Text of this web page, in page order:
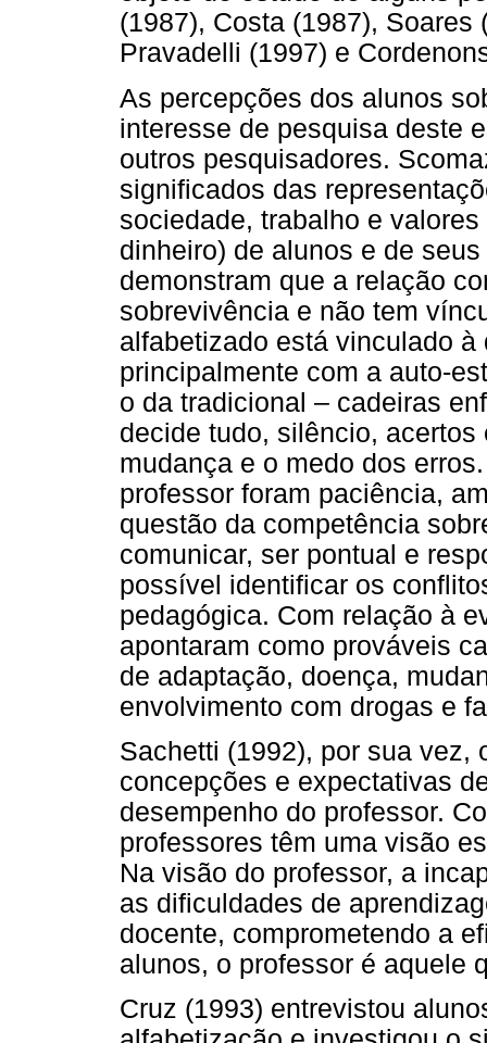
(1987), Costa (1987), Soares
Pravadelli (1997) e
As percepções dos alunos
interesse de pesquisa deste
outros pesquisadores.
significados das
sociedade, trabalho e
dinheiro) de alunos e de
demonstram que a relação
sobrevivência e não tem
alfabetizado está vinculado
principalmente com a auto-
o da tradicional – cadeiras
decide tudo, silêncio,
mudança e o medo dos
professor foram paciência,
questão da competência
comunicar, ser pontual e
possível identificar os
pedagógica. Com relação à
apontaram como prováveis
de adaptação, doença,
envolvimento com drogas e
Sachetti (1992), por sua vez,
concepções e expectativas
desempenho do professor.
professores têm uma visão
Na visão do professor, a
as dificuldades de
docente, comprometendo a
alunos, o professor é aquele
Cruz (1993) entrevistou